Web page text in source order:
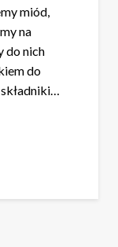
miód,
na
do nich
do